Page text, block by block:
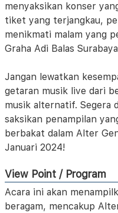
menyaksikan konser
tiket yang terjangkau,
menikmati malam yang
Graha Adi Balas
Jangan lewatkan
getaran musik live dari
musik alternatif. Segera
saksikan penampilan
berbakat dalam Alter
Januari 2024!
View Point / Program
Acara ini akan
beragam, mencakup